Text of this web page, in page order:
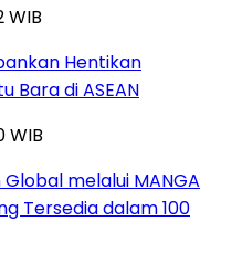
WIB
Hentikan
Bara di ASEAN
WIB
melalui MANGA
Tersedia dalam 100